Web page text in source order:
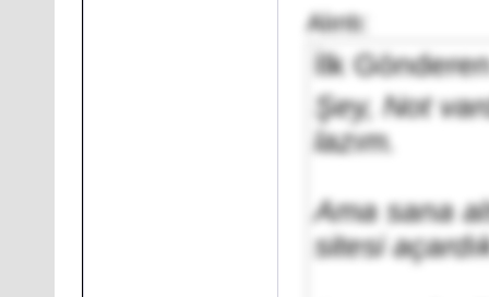
Alıntı:
İlk
Şey, Not
lazım.
Ama sana
sitesi